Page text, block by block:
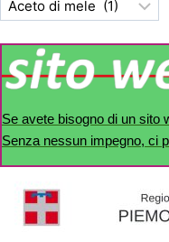
Se avete bisogno di un sito
Senza nessun impegno, ci